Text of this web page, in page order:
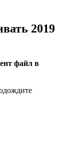
2019
файл в